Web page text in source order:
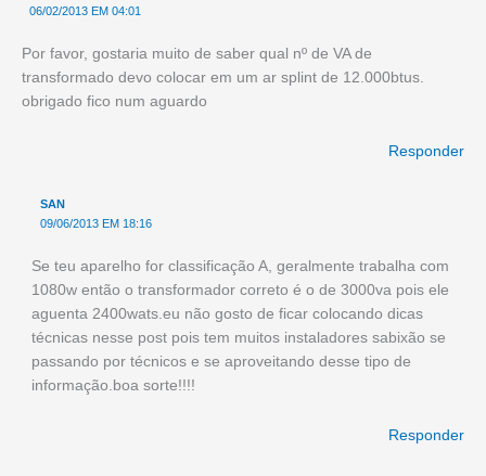
06/02/2013 EM 04:01
Por favor, gostaria muito de saber qual nº de VA de
transformado devo colocar em um ar splint de 12.000btus.
obrigado fico num aguardo
Responder
SAN
09/06/2013 EM 18:16
Se teu aparelho for classificação A, geralmente trabalha com
1080w então o transformador correto é o de 3000va pois ele
aguenta 2400wats.eu não gosto de ficar colocando dicas
técnicas nesse post pois tem muitos instaladores sabixão se
passando por técnicos e se aproveitando desse tipo de
informação.boa sorte!!!!
Responder